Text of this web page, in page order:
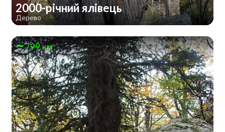
2000-річний ялівець
Дерево
799 км